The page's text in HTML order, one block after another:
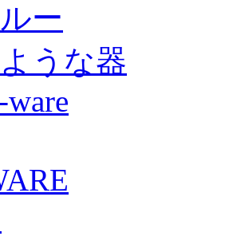
ー
うな器